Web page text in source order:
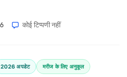
कोई टिप्पणी नहीं
2026 अपडेट मरीज के लिए अनुकूल